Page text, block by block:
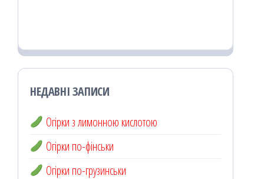
НЕДАВНІ ЗАПИСИ
Огірки з лимонною кислотою
Огірки по-фінськи
Огірки по-грузинськи